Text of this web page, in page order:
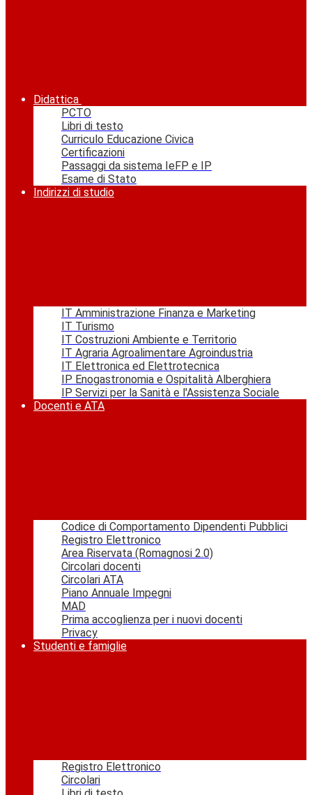
Didattica
PCTO
Libri di testo
Curriculo Educazione Civica
Certificazioni
Passaggi da sistema IeFP e IP
Esame di Stato
Indirizzi di studio
IT Amministrazione Finanza e Marketing
IT Turismo
IT Costruzioni Ambiente e Territorio
IT Agraria Agroalimentare Agroindustria
IT Elettronica ed Elettrotecnica
IP Enogastronomia e Ospitalità Alberghiera
IP Servizi per la Sanità e l'Assistenza Sociale
Docenti e ATA
Codice di Comportamento Dipendenti Pubblici
Registro Elettronico
Area Riservata (Romagnosi 2.0)
Circolari docenti
Circolari ATA
Piano Annuale Impegni
MAD
Prima accoglienza per i nuovi docenti
Privacy
Studenti e famiglie
Registro Elettronico
Circolari